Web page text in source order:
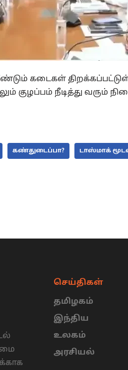
கடைகள்
குழப்பம் நீடித்து
கண்துடைப்பா? டாஸ்மாக்
செய்திகள்
தமிழகம்
இந்திய
உலகம்
அரசியல்